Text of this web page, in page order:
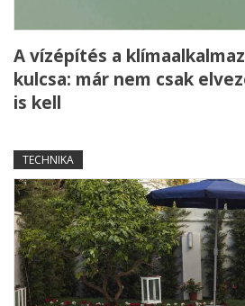
A vízépítés a
kulcsa: már nem csak
is kell
TECHNIKA